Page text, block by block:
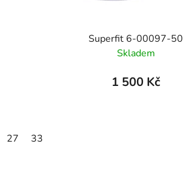
Superfit 6-00097-50
Skladem
1 500 Kč
27 33